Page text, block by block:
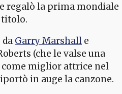
regalò la prima mondiale
titolo.
Garry Marshall e
(che le valse una
miglior attrice nel
in auge la canzone.